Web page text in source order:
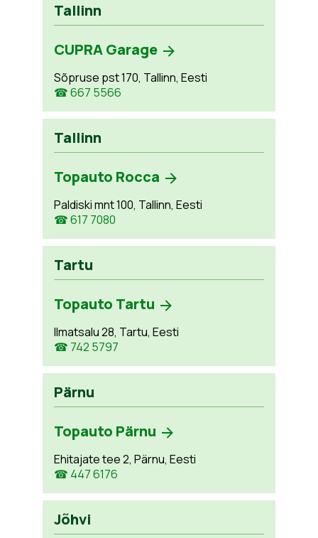
Tallinn
CUPRA Garage
Sõpruse pst 170, Tallinn, Eesti
☎ 667 5566
Tallinn
Topauto Rocca
Paldiski mnt 100, Tallinn, Eesti
☎ 617 7080
Tartu
Topauto Tartu
Ilmatsalu 28, Tartu, Eesti
☎ 742 5797
Pärnu
Topauto Pärnu
Ehitajate tee 2, Pärnu, Eesti
☎ 447 6176
Jõhvi